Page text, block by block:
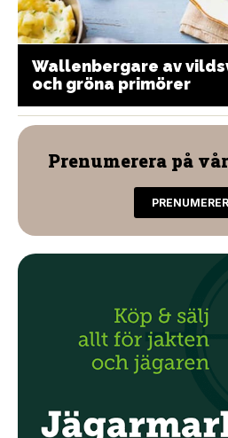
Wallenbergare av
och gröna primörer
Prenumerera på